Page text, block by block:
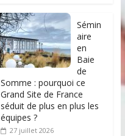
Sémin
aire
en
Baie
de
Somme : pourquoi ce
Grand Site de France
séduit de plus en plus les
équipes ?
27 juillet 2026